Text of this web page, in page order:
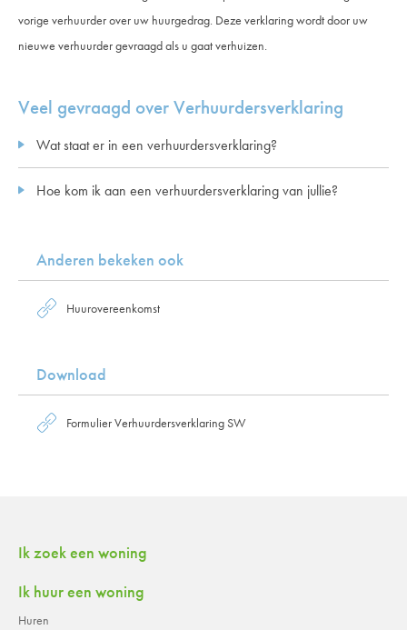
vorige verhuurder over uw huurgedrag. Deze verklaring wordt door uw
nieuwe verhuurder gevraagd als u gaat verhuizen.
Veel gevraagd over Verhuurdersverklaring
Wat staat er in een verhuurdersverklaring?
Hoe kom ik aan een verhuurdersverklaring van jullie?
Anderen bekeken ook
Huurovereenkomst
Download
Formulier Verhuurdersverklaring SW
Contactinformatie
Ik zoek een woning
Ik huur een woning
Huren